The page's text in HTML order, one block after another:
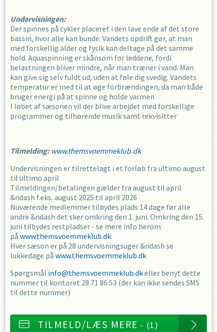
Undervisningen:
Der spinnes på cykler placeret i den lave ende af det store
bassin, hvor alle kan bunde. Vandets opdrift gør, at man
med forskellig alder og fysik kan deltage på det samme
hold. Aquaspinning er skånsom for leddene, fordi
belastningen bliver mindre, når man træner i vand. Man
kan give sig selv fuldt ud, uden at føle dig svedig. Vandets
temperatur er med til at øge forbrændingen, da man både
bruger energi på at spinne og holde varmen
I løbet af sæsonen vil der blive arbejdet med forskellige
programmer og tilhørende musik samt rekvisitter
Tilmelding: www.themsvoemmeklub.dk
Undervisningen er tilrettelagt i et forløb fra ultimo august
til ultimo april
Tilmeldingen/betalingen gælder fra august til april
&ndash f.eks. august 2025 til april 2026
Nuværende medlemmer tilbydes plads 14 dage før alle
andre &ndash det sker omkring den 1. juni. Omkring den 15.
juni tilbydes restpladser - se mere info herom
på www.themsvoemmeklub.dk
Hver sæson er på 28 undervisningsuger &ndash se
lukkedage på www.themsvoemmeklub.dk
Spørgsmål info@themsvoemmeklub.dkeller benyt dette
nummer til kontoret 28 71 86 53 (der kan ikke sendes SMS
til dette nummer)
TILMELD/LÆS MERE - (1)